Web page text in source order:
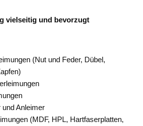
vielseitig und bevorzugt
(Nut und Feder, Dübel,
Anleimer
(MDF, HPL, Hartfaserplatten,